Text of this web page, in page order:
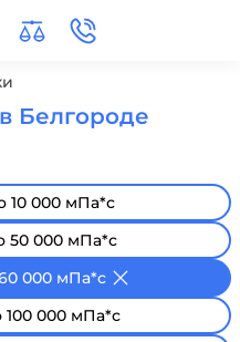
Белгороде
10 000 мПа*с
50 000 мПа*с
000 мПа*с
100 000 мПа*с